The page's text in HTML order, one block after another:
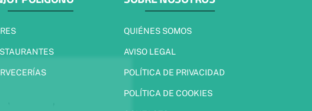
QUIÉNES SOMOS
AVISO LEGAL
POLÍTICA DE PRIVACIDAD
POLÍTICA DE COOKIES